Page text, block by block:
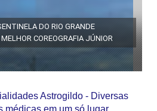
DO RIO GRANDE
COREOGRAFIA JÚNIOR